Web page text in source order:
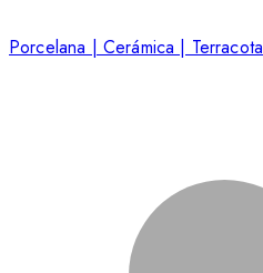
Porcelana | Cerámica | Terracota